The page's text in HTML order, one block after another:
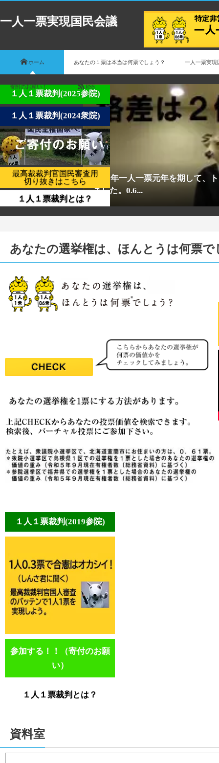
一人一票実現国民会議
ホーム あなたの１票は本当は何票でしょう？ 一人一票実現
寄附のお願い！ RSS
2025年一人一票元年を期して、
ました。0.6...
１人１票裁判(2025参院)
１人１票裁判(2024衆院)
最高裁裁判官国民審査用
切り抜きはこちら
１人１票裁判とは？
あなたの選挙権は、ほんとうは何票で
１人１票裁判(2019参院)
参加する！！（寄付のお願
い）
１人１票裁判とは？
資料室